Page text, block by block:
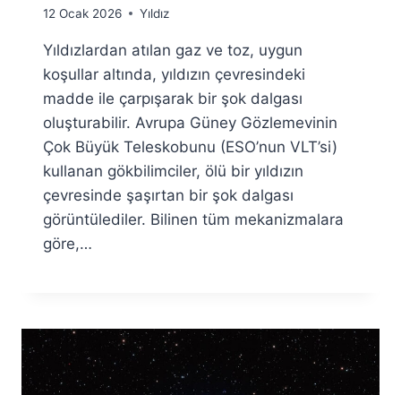
By
Fuat
Özyar
12 Ocak 2026 Yıldız
Yıldızlardan atılan gaz ve toz, uygun
koşullar altında, yıldızın çevresindeki
madde ile çarpışarak bir şok dalgası
oluşturabilir. Avrupa Güney Gözlemevinin
Çok Büyük Teleskobunu (ESO’nun VLT’si)
kullanan gökbilimciler, ölü bir yıldızın
çevresinde şaşırtan bir şok dalgası
görüntülediler. Bilinen tüm mekanizmalara
göre,…